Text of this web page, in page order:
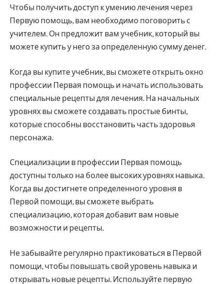
Чтобы получить доступ к умению лечения через
Первую помощь, вам необходимо поговорить с
учителем. Он предложит вам учебник, который вы
можете купить у него за определенную сумму денег.
Когда вы купите учебник, вы сможете открыть окно
профессии Первая помощь и начать использовать
специальные рецепты для лечения. На начальных
уровнях вы сможете создавать простые бинты,
которые способны восстановить часть здоровья
персонажа.
Специализации в профессии Первая помощь
доступны только на более высоких уровнях навыка.
Когда вы достигнете определенного уровня в
Первой помощи, вы сможете выбрать
специализацию, которая добавит вам новые
возможности и рецепты.
Не забывайте регулярно практиковаться в Первой
помощи, чтобы повышать свой уровень навыка и
открывать новые рецепты. Используйте первую